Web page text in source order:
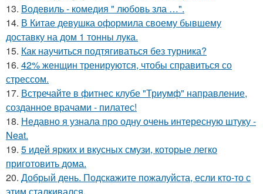
13. Водевиль - комедия " любовь зла …".
14. В Китае девушка оформила своему бывшему
доставку на дом 1 тонны лука.
15. Как научиться подтягиваться без турника?
16. 42% женщин тренируются, чтобы справиться со
стрессом.
17. Встречайте в фитнес клубе "Триумф" направление,
созданное врачами - пилатес!
18. Недавно я узнала про одну очень интересную штуку -
Neat.
19. 5 идей ярких и вкусных смузи, которые легко
приготовить дома.
20. Добрый день. Подскaжите пожалуйста, если кто-то с